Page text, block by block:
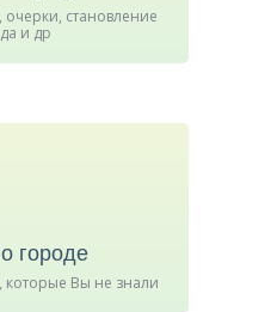
становление
и др
городе
которые Вы не знали